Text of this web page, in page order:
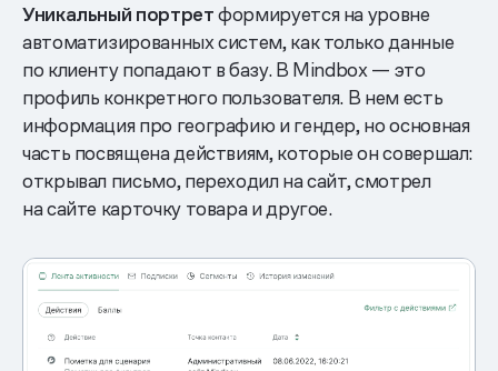
Уникальный портретформируется на уровне
автоматизированных систем, как только данные
по клиенту попадают в базу. В Mindbox — это
профиль конкретного пользователя. В нем есть
информация про географию и гендер, но основная
часть посвящена действиям, которые он совершал:
открывал письмо, переходил на сайт, смотрел
на сайте карточку товара и другое.